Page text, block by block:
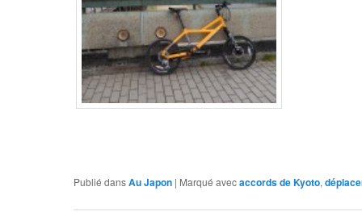
Publié dansAu Japon | Marqué avecaccords de Kyoto,